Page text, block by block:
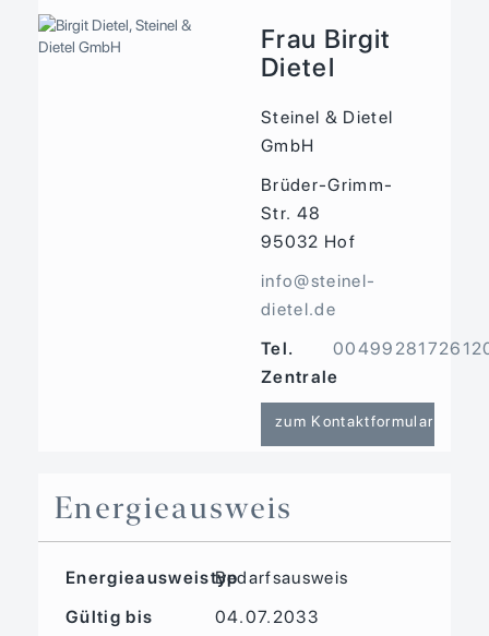
Frau Birgit
Dietel
Steinel & Dietel
GmbH
Brüder-Grimm-
Str. 48
95032 Hof
info@steinel-
dietel.de
Tel.
Zentrale
zum Kontaktformular
Energieausweis
EnergieausweistypBedarfs­ausweis
Gültig bis
04.07.2033